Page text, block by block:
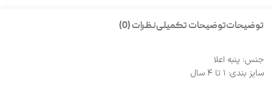
توضیحاتتوضیحات تکمیلینظرات (0)
جنس: پنبه اعلا
سایز بندی: ۱ تا ۴ سال